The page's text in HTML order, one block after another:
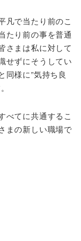
凡で当たり前のこ
たり前の事を普通
さまは私に対して
せずにそうしてい
同様に”気持ち良
べてに共通するこ
まの新しい職場で